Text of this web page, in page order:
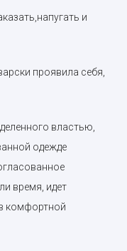
и
проявила себя,
властью,
одежде
время, идет
комфортной